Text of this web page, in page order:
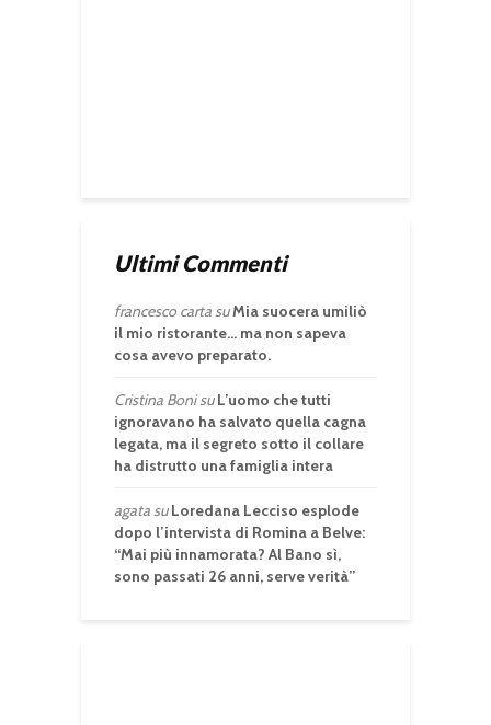
Ultimi Commenti
francesco cartasuMia suocera umiliò
il mio ristorante… ma non sapeva
cosa avevo preparato.
Cristina BonisuL’uomo che tutti
ignoravano ha salvato quella cagna
legata, ma il segreto sotto il collare
ha distrutto una famiglia intera
agatasuLoredana Lecciso esplode
dopo l’intervista di Romina a Belve:
“Mai più innamorata? Al Bano sì,
sono passati 26 anni, serve verità”